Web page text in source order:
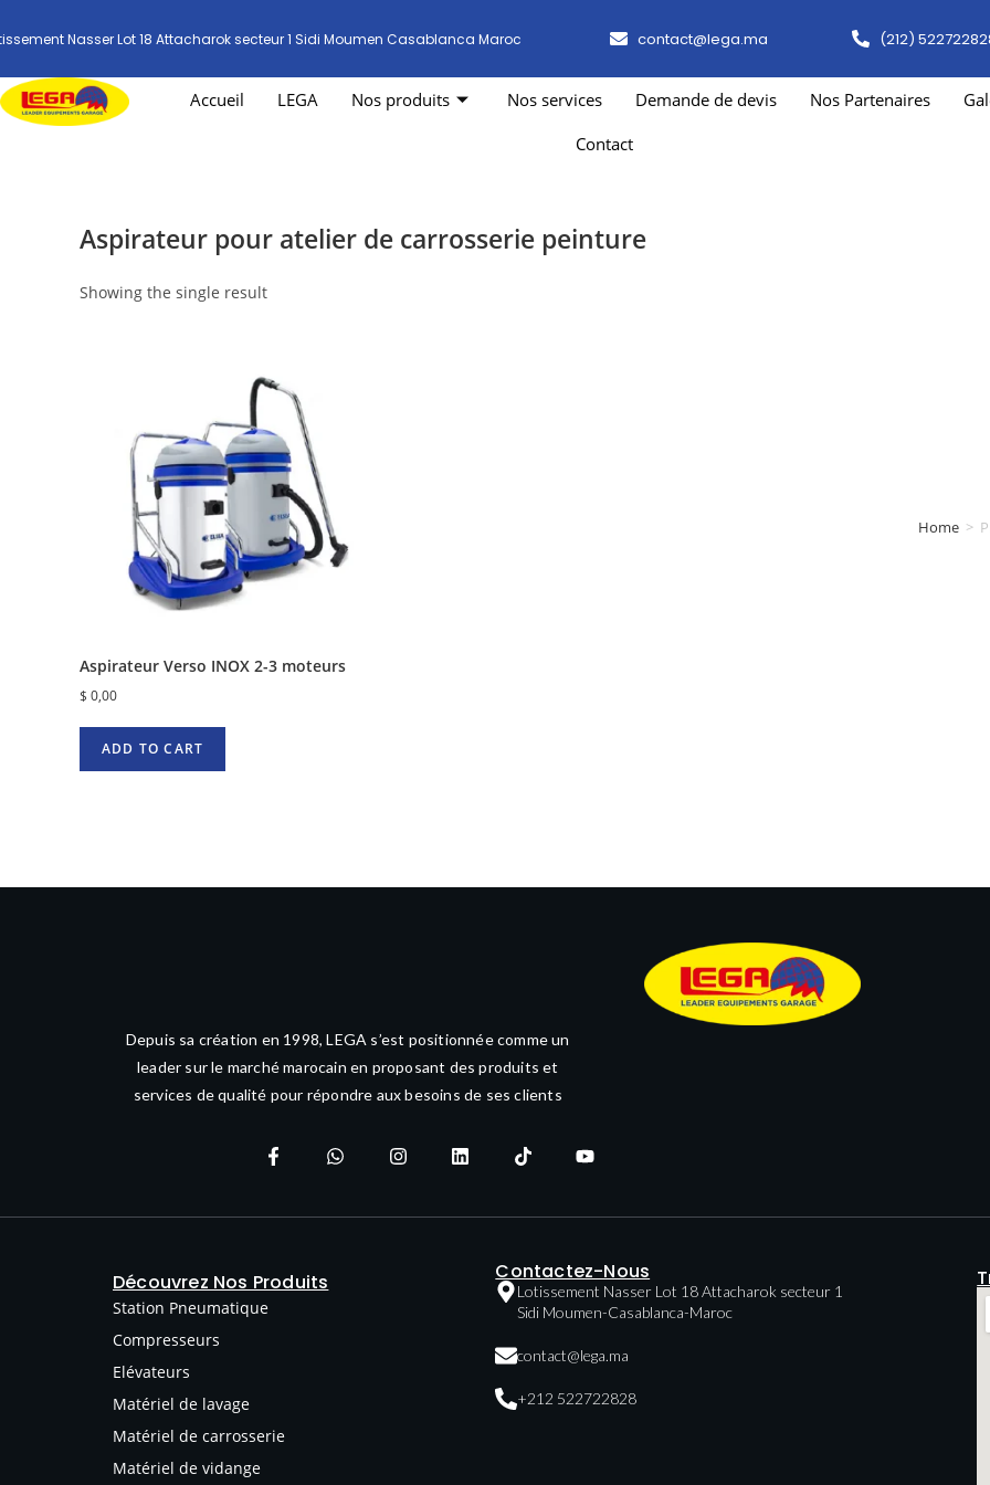
Nasser Lot 18 Attacharok secteur 1 Sidi Moumen Casablanca Maroc contact@lega.ma (212)
Accueil LEGA Nos produits Nos services Demande de devis Nos Partenaires
Contact
Home >
Aspirateur pour atelier de carrosserie peinture
Showing the single result
Aspirateur Verso INOX 2-3 moteurs
$ 0,00
ADD TO CART
Depuis sa création en 1998, LEGA s’est positionnée comme un
leader sur le marché marocain en proposant des produits et
services de qualité pour répondre aux besoins de ses clients
Découvrez Nos Produits
Station Pneumatique
Compresseurs
Elévateurs
Matériel de lavage
Matériel de carrosserie
Matériel de vidange
Contactez-Nous
Lotissement Nasser Lot 18 Attacharok secteur 1
Sidi Moumen-Casablanca-Maroc
contact@lega.ma
+212 522722828